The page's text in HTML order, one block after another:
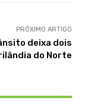
PRÓXIMO ARTIGO
deixa dois
do Norte